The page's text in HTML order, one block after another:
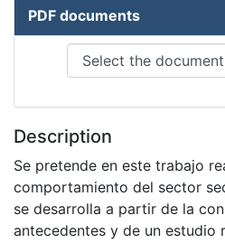
PDF documents
Description
Se pretende en este trabajo
comportamiento del sector
se desarrolla a partir de la
antecedentes y de un estudio